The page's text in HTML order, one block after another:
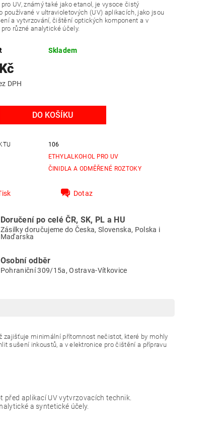
UV, známý také jako etanol, je vysoce čistý
používané v ultravioletových (UV) aplikacích, jako jsou
a vytvrzování, čištění optických komponent a v
různé analytické účely.
Skladem
Kč bez DPH
106
ETHYLALKOHOL PRO UV
ČINIDLA A ODMĚŘENÉ ROZTOKY
Dotaz
Doručení po celé ČR, SK, PL a HU
Zásilky doručujeme do Česka, Slovenska, Polska i
Maďarska
Osobní odběr
Pohraniční 309/15a, Ostrava-Vítkovice
zajišťuje minimální přítomnost nečistot, které by mohly
sušení inkoustů, a v elektronice pro čištění a přípravu
aplikací UV vytvrzovacích technik.
a syntetické účely.